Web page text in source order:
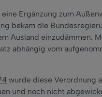
Ergänzung zum
bekam die
Ausland einzudämmen.
abhängig vom
wurde diese Verordnung
und noch nicht